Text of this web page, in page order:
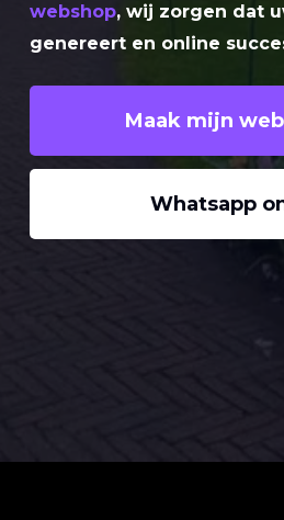
webshop, wij zorgen dat
genereert en online
Maak mijn
Whatsapp